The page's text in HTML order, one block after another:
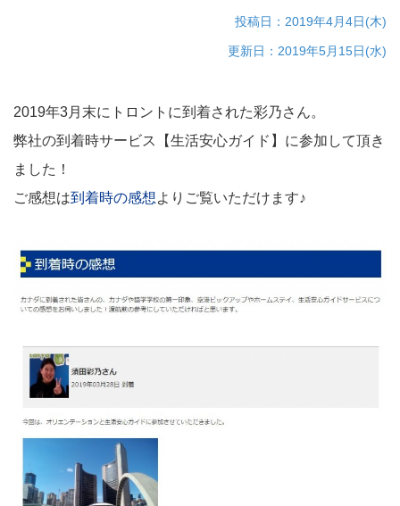
投稿日：2019年4月4日(木)
更新日：2019年5月15日(水)
2019年3月末にトロントに到着された彩乃さん。
弊社の到着時サービス【生活安心ガイド】に参加して頂き
ました！
ご感想は到着時の感想よりご覧いただけます♪